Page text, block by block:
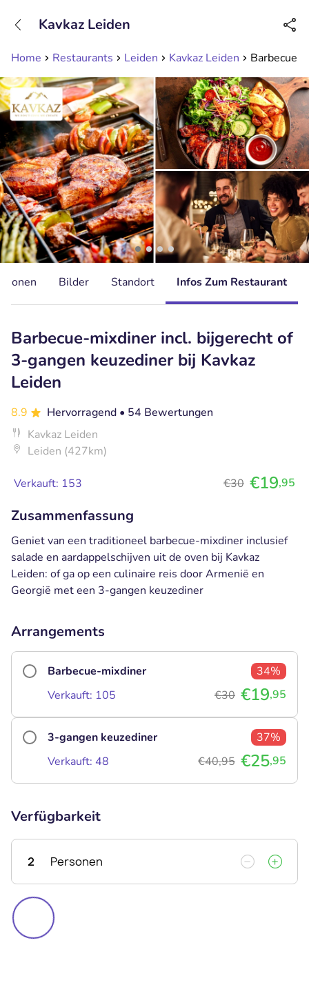
Erreichbar bis 23:00 Uhr (max 0,09€/Min)
Home Restaurants Leiden Kavkaz Leiden Barbecue-
Kavkaz Leiden
Bilder Standort Infos Zum Restaurant
Barbecue-mixdiner incl. bijgerecht of
3-gangen keuzediner bij Kavkaz
Leiden
8.9 Hervorragend • 54 Bewertungen
Kavkaz Leiden
Leiden (427km)
Verkauft: 153 €30 €19,95
Zusammenfassung
Geniet van een traditioneel barbecue-mixdiner inclusief
salade en aardappelschijven uit de oven bij Kavkaz
Leiden: of ga op een culinaire reis door Armenië en
Georgië met een 3-gangen keuzediner
Arrangements
Barbecue-mixdiner
34%
Verkauft: 105
€30 €19,95
3-gangen keuzediner
37%
Verkauft: 48
€40,95 €25,95
Verfügbarkeit
2 Personen